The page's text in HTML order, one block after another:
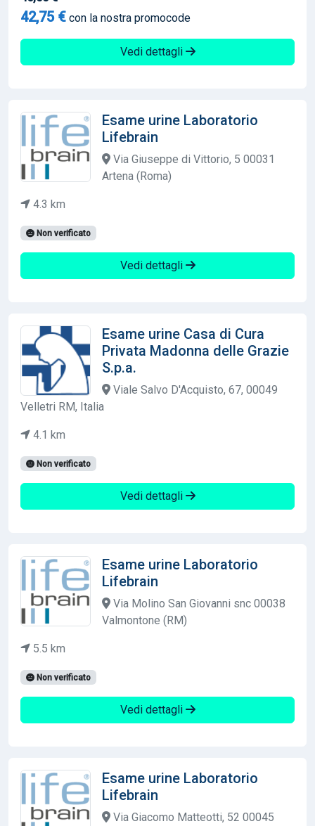
42,75 € con la nostra promocode
Vedi dettagli
Esame urine Laboratorio
Lifebrain
Via Giuseppe di Vittorio, 5 00031
Artena (Roma)
4.3 km
Non verificato
Vedi dettagli
Esame urine Casa di Cura
Privata Madonna delle Grazie
S.p.a.
Viale Salvo D'Acquisto, 67, 00049
Velletri RM, Italia
4.1 km
Non verificato
Vedi dettagli
Esame urine Laboratorio
Lifebrain
Via Molino San Giovanni snc 00038
Valmontone (RM)
5.5 km
Non verificato
Vedi dettagli
Esame urine Laboratorio
Lifebrain
Via Giacomo Matteotti, 52 00045